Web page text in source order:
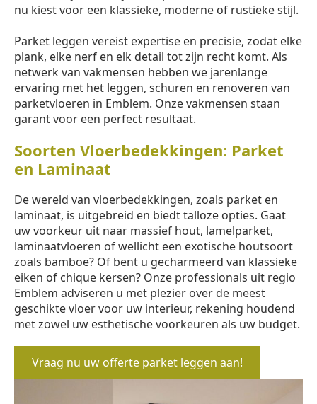
nu kiest voor een klassieke, moderne of rustieke stijl.
Parket leggen vereist expertise en precisie, zodat elke
plank, elke nerf en elk detail tot zijn recht komt. Als
netwerk van vakmensen hebben we jarenlange
ervaring met het leggen, schuren en renoveren van
parketvloeren in Emblem. Onze vakmensen staan
garant voor een perfect resultaat.
Soorten Vloerbedekkingen: Parket
en Laminaat
De wereld van vloerbedekkingen, zoals parket en
laminaat, is uitgebreid en biedt talloze opties. Gaat
uw voorkeur uit naar massief hout, lamelparket,
laminaatvloeren of wellicht een exotische houtsoort
zoals bamboe? Of bent u gecharmeerd van klassieke
eiken of chique kersen? Onze professionals uit regio
Emblem adviseren u met plezier over de meest
geschikte vloer voor uw interieur, rekening houdend
met zowel uw esthetische voorkeuren als uw budget.
Vraag nu uw offerte parket leggen aan!